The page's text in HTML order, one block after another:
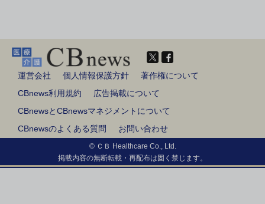
運営会社 個人情報保護方針
著作権について
CBnews利用規約
広告掲載について
CBnewsとCBnewsマネジメントについて
CBnewsのよくある質問
お問い合わせ
© ＣＢ Healthcare Co., Ltd.
掲載内容の無断転載・再配布は固く禁じます。